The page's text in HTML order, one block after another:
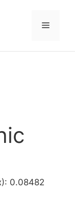
Меню
0.08482